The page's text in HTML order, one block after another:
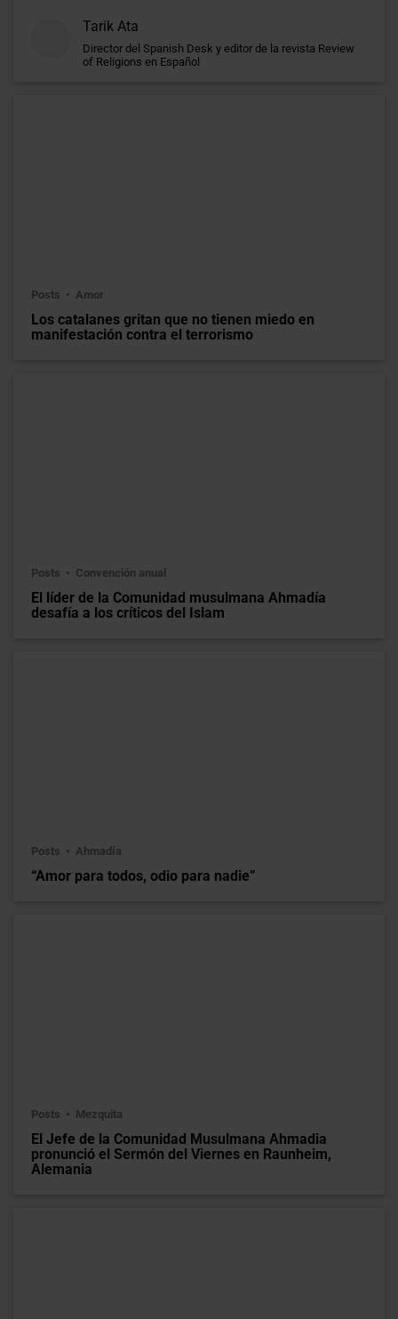
Tarik Ata
Director del Spanish Desk y editor de la revista Review
of Religions en Español
Posts Amor
Los catalanes gritan que no tienen miedo en
manifestación contra el terrorismo
Posts Convención anual
El líder de la Comunidad musulmana Ahmadía
desafía a los críticos del Islam
Posts Ahmadía
“Amor para todos, odio para nadie”
Posts Mezquita
El Jefe de la Comunidad Musulmana Ahmadia
pronunció el Sermón del Viernes en Raunheim,
Alemania